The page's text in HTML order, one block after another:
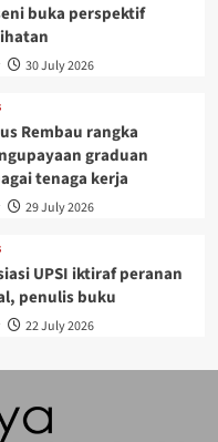
buka perspektif
30 July 2026
Rembau rangka
graduan
tenaga kerja
29 July 2026
UPSI iktiraf peranan
penulis buku
22 July 2026